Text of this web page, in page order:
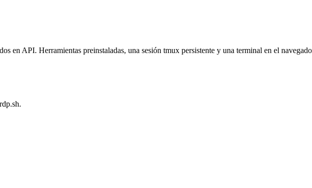
en API. Herramientas preinstaladas, una sesión tmux persistente y una terminal en el